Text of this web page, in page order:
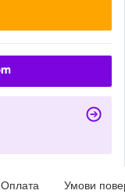
Оплата Умови